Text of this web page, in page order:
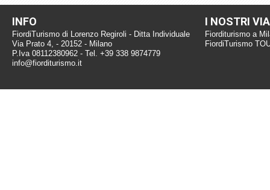
INFO
FiordiTurismo di Lorenzo Regiroli - Ditta Individuale
Via Prato 4, - 20152 - Milano
P.Iva 08112380962 - Tel. +39 338 9874779
info@fiorditurismo.it
I NOSTRI
Fiorditurismo a
FiordiTurismo